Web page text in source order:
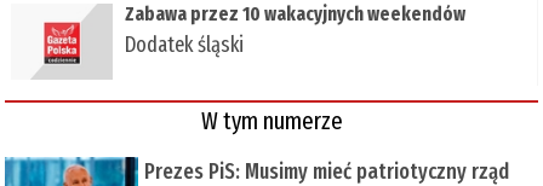
Zabawa przez 10 wakacyjnych weekendów
Dodatek śląski
W tym numerze
Prezes PiS: Musimy mieć patriotyczny rząd